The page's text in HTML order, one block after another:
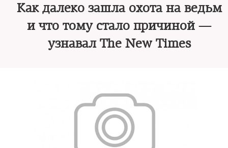
Как далеко зашла охота на ведьм
и что тому стало причиной —
узнавал The New Times